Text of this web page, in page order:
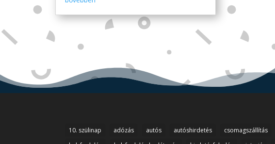
10. szülinap adózás autós autóshirdetés csomagszállítás